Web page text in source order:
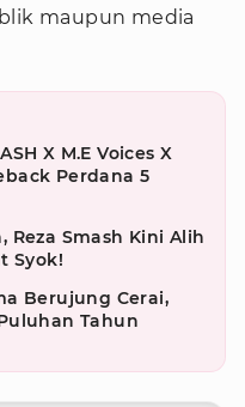
maupun media
X M.E Voices X
Perdana 5
Reza Smash Kini Alih
Syok!
Berujung Cerai,
Tahun